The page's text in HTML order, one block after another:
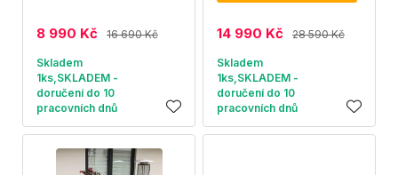
8 990 Kč 16 690 Kč
Skladem
1ks,SKLADEM -
doručení do 10
pracovních dnů
14 990 Kč 28 590 Kč
Skladem
1ks,SKLADEM -
doručení do 10
pracovních dnů